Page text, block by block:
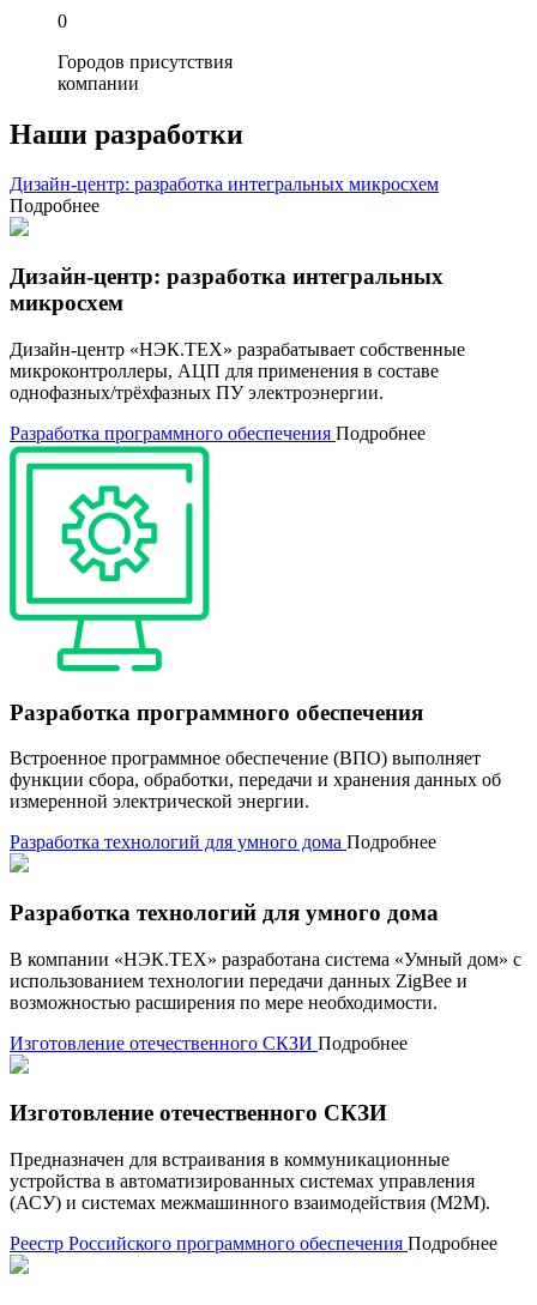
0
Городов присутствия
компании
Наши разработки
Дизайн-центр: разработка интегральных микросхем
Подробнее
Дизайн-центр: разработка интегральных
микросхем
Дизайн-центр «НЭК.ТЕХ» разрабатывает собственные
микроконтроллеры, АЦП для применения в составе
однофазных/трёхфазных ПУ электроэнергии.
Разработка программного обеспечения Подробнее
Разработка программного обеспечения
Встроенное программное обеспечение (ВПО) выполняет
функции сбора, обработки, передачи и хранения данных об
измеренной электрической энергии.
Разработка технологий для умного дома Подробнее
Разработка технологий для умного дома
В компании «НЭК.ТЕХ» разработана система «Умный дом» с
использованием технологии передачи данных ZigBee и
возможностью расширения по мере необходимости.
Изготовление отечественного СКЗИ Подробнее
Изготовление отечественного СКЗИ
Предназначен для встраивания в коммуникационные
устройства в автоматизированных системах управления
(АСУ) и системах межмашинного взаимодействия (M2M).
Реестр Российского программного обеспечения Подробнее